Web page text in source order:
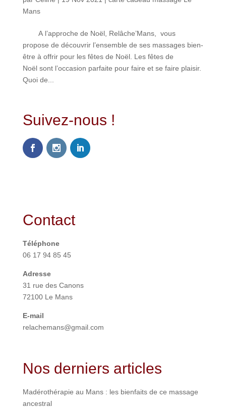
Mans
A l’approche de Noël, Relâche’Mans, vous
propose de découvrir l’ensemble de ses massages bien-
être à offrir pour les fêtes de Noël. Les fêtes de
Noël sont l’occasion parfaite pour faire et se faire plaisir.
Quoi de...
Suivez-nous !
Contact
Téléphone
06 17 94 85 45
Adresse
31 rue des Canons
72100 Le Mans
E-mail
relachemans@gmail.com
Nos derniers articles
Madérothérapie au Mans : les bienfaits de ce massage
ancestral